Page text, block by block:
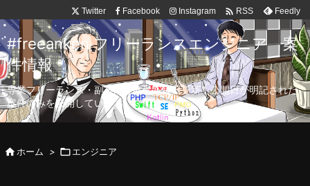
Twitter Facebook Instagram  RSS Feedly
#freeanken フリーランスエンジニア 案
件情報
専業フリーランス・副業向け案件を毎日更新！公開日が明記された
案件のみを公開しています。
ホーム > エンジニア